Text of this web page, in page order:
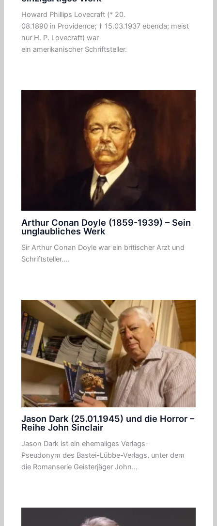
Howard Phillips Lovecraft (* 20.
08.1890 in Providence; † 15.03.1937 ebenda; meist
nur H. P. Lovecraft) war
ein amerikanischer Schriftsteller.
Arthur Conan Doyle (1859-1939) – Sein
unglaubliches Werk
Sir Arthur Conan Doyle war ein britischer Arzt und
Schriftsteller.…
Jason Dark (25.01.1945) und die Horror –
Reihe John Sinclair
Jason Dark ist ein ehemaliges Verlags-
Pseudonym des Bastei-Lübbe-Verlags, unter dem
die Romanserie Geisterjäger John…